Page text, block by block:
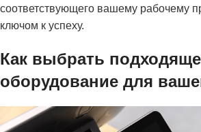
соответствующего вашему рабочему
ключом к успеху.
Как выбрать
оборудование для